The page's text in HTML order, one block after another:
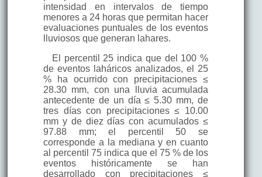
intensidad en intervalos de tiempo
menores a 24 horas que permitan hacer
evaluaciones puntuales de los eventos
lluviosos que generan lahares.
El percentil 25 indica que del 100 %
de eventos laháricos analizados, el 25
% ha ocurrido con precipitaciones ≤
28.30 mm, con una lluvia acumulada
antecedente de un día ≤ 5.30 mm, de
tres días con precipitaciones ≤ 10.00
mm y de diez días con acumulados ≤
97.88 mm; el percentil 50 se
corresponde a la mediana y en cuanto
al percentil 75 indica que el 75 % de los
eventos históricamente se han
desarrollado con precipitaciones ≤